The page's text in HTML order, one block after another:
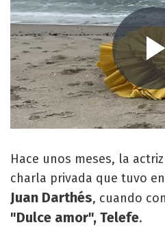
Hace unos meses, la
charla privada que tuvo
Juan Darthés, cuando
"Dulce amor", Telefe.